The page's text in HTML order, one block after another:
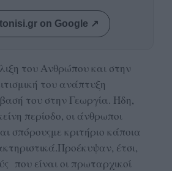
on Google ↗
του Ανθρώπου και στην
του ανάπτυξη
του στην Γεωργία. Ήδη,
περίοδο, οι άνθρωποι
σπόρουςμε κριτήριο κάποια
έτσι,
που είναι οι πρωταρχικοί